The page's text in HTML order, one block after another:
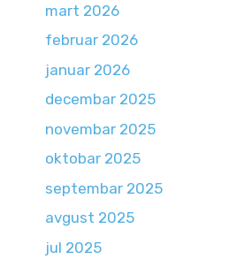
mart 2026
februar 2026
januar 2026
decembar 2025
novembar 2025
oktobar 2025
septembar 2025
avgust 2025
jul 2025